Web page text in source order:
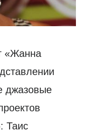
«Жанна
джазовые
Таис